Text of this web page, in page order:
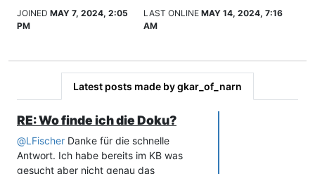
JOINED MAY 7, 2024, 2:05
PM
LAST ONLINE MAY 14, 2024, 7:16
AM
Latest posts made by gkar_of_narn
RE: Wo finde ich die Doku?
@LFischer Danke für die schnelle
Antwort. Ich habe bereits im KB was
gesucht aber nicht genau das